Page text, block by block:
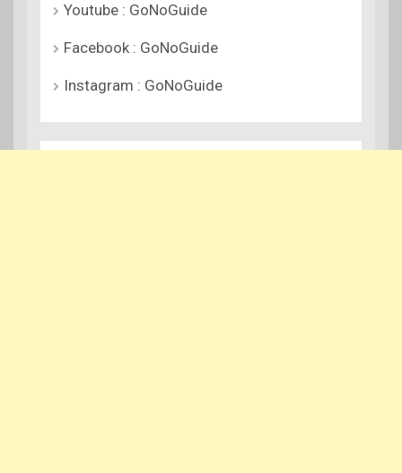
Youtube : GoNoGuide
Facebook : GoNoGuide
Instagram : GoNoGuide